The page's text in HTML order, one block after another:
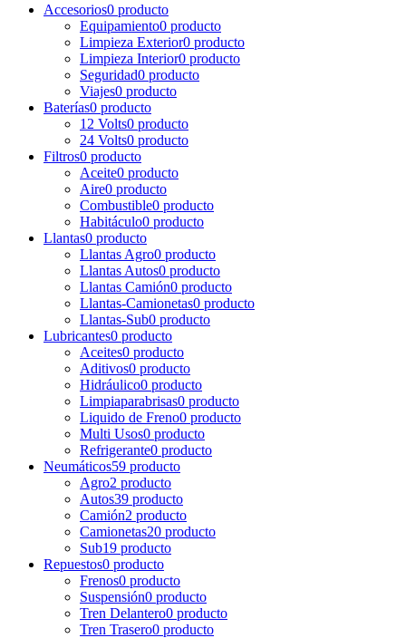
Accesorios0 producto
Equipamiento0 producto
Limpieza Exterior0 producto
Limpieza Interior0 producto
Seguridad0 producto
Viajes0 producto
Baterías0 producto
12 Volts0 producto
24 Volts0 producto
Filtros0 producto
Aceite0 producto
Aire0 producto
Combustible0 producto
Habitáculo0 producto
Llantas0 producto
Llantas Agro0 producto
Llantas Autos0 producto
Llantas Camión0 producto
Llantas-Camionetas0 producto
Llantas-Sub0 producto
Lubricantes0 producto
Aceites0 producto
Aditivos0 producto
Hidráulico0 producto
Limpiaparabrisas0 producto
Liquido de Freno0 producto
Multi Usos0 producto
Refrigerante0 producto
Neumáticos59 producto
Agro2 producto
Autos39 producto
Camión2 producto
Camionetas20 producto
Sub19 producto
Repuestos0 producto
Frenos0 producto
Suspensión0 producto
Tren Delantero0 producto
Tren Trasero0 producto